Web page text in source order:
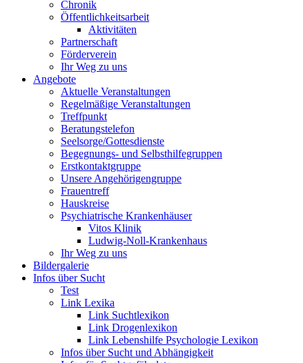
Chronik
Öffentlichkeitsarbeit
Aktivitäten
Partnerschaft
Förderverein
Ihr Weg zu uns
Angebote
Aktuelle Veranstaltungen
Regelmäßige Veranstaltungen
Treffpunkt
Beratungstelefon
Seelsorge/Gottesdienste
Begegnungs- und Selbsthilfegruppen
Erstkontaktgruppe
Unsere Angehörigengruppe
Frauentreff
Hauskreise
Psychiatrische Krankenhäuser
Vitos Klinik
Ludwig-Noll-Krankenhaus
Ihr Weg zu uns
Bildergalerie
Infos über Sucht
Test
Link Lexika
Link Suchtlexikon
Link Drogenlexikon
Link Lebenshilfe Psychologie Lexikon
Infos über Sucht und Abhängigkeit